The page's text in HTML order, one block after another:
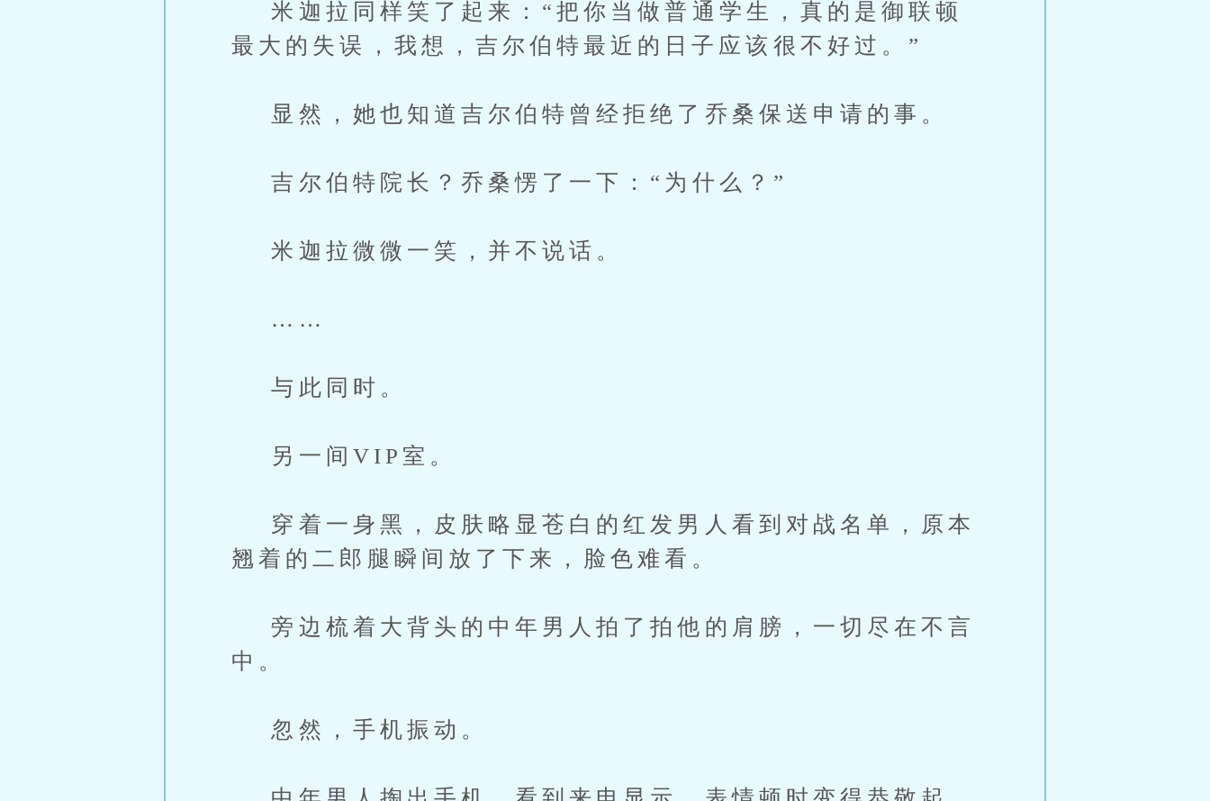
米迦拉同样笑了起来：“把你当做普通学生，真的是御联顿
最大的失误，我想，吉尔伯特最近的日子应该很不好过。”
显然，她也知道吉尔伯特曾经拒绝了乔桑保送申请的事。
吉尔伯特院长？乔桑愣了一下：“为什么？”
米迦拉微微一笑，并不说话。
……
与此同时。
另一间VIP室。
穿着一身黑，皮肤略显苍白的红发男人看到对战名单，原本
翘着的二郎腿瞬间放了下来，脸色难看。
旁边梳着大背头的中年男人拍了拍他的肩膀，一切尽在不言
中。
忽然，手机振动。